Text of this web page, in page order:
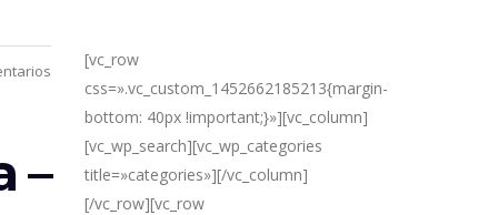
–
[vc_row
css=».vc_custom_1452662185213{margin-
bottom: 40px !important;}»][vc_column]
[vc_wp_search][vc_wp_categories
title=»categories»][/vc_column]
[/vc_row][vc_row